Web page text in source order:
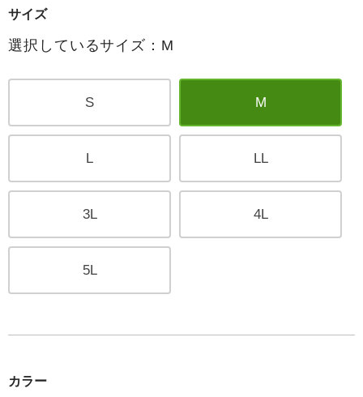
サイズ
選択しているサイズ：M
S M
L LL
3L 4L
5L
カラー